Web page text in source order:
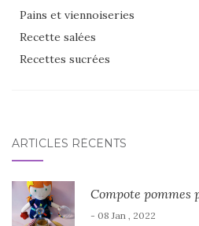
Pains et viennoiseries
Recette salées
Recettes sucrées
ARTICLES RÉCENTS
Compote pommes
- 08 Jan , 2022